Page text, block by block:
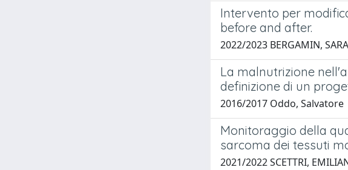
Intervento per
before and after.
2022/2023 BERGAMIN, SARA
La malnutrizione
definizione di un
2016/2017 Oddo, Salvatore
Monitoraggio della
sarcoma dei tessuti
2021/2022 SCETTRI,